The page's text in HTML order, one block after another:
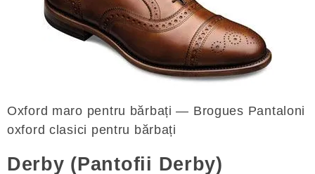
Oxford maro pentru bărbați — Brogues Pantaloni
oxford clasici pentru bărbați
Derby (Pantofii Derby)